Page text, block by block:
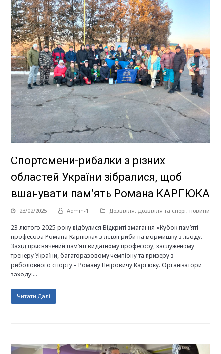
Спортсмени-рибалки з різних
областей України зібралися, щоб
вшанувати пам’ять Романа КАРПЮКА
23/02/2025 Admin-1 Дозвілля, дозвілля та спорт, новини
23 лютого 2025 року відбулися Відкриті змагання «Кубок пам’яті
професора Романа Карпюка» з ловлі риби на мормишку з льоду.
Захід присвячений пам’яті видатному професору, заслуженому
тренеру України, багаторазовому чемпіону та призеру з
риболовного спорту – Роману Петровичу Карпюку. Організатори
заходу:…
Читати Далі